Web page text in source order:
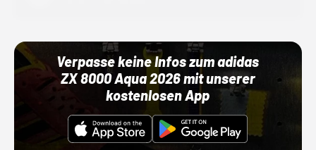
Verpasse keine Infos zum adidas
ZX 8000 Aqua 2026 mit unserer
kostenlosen App